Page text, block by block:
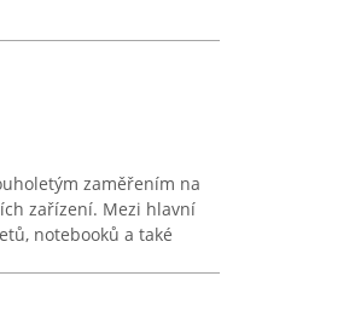
zaměřením na
zařízení. Mezi hlavní
notebooků a také